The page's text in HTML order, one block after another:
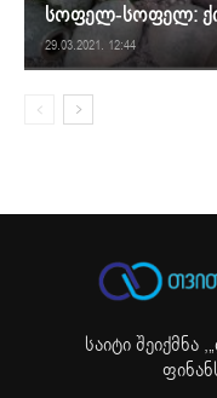
სოფელ-სოფელ:
29.03.2021. 12:44
საიტი შეიქმნა ,